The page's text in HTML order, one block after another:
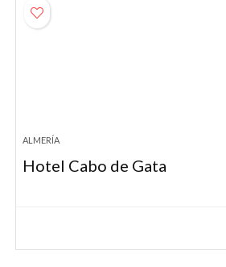
ALMERÍA
Hotel Cabo de Gata